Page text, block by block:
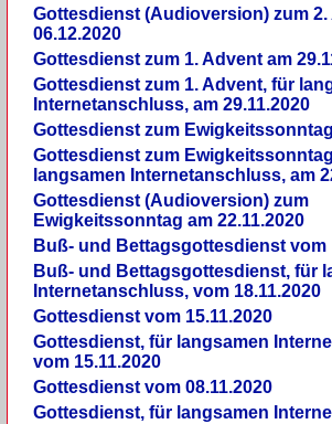
Gottesdienst (Audioversion) zum 2.
06.12.2020
Gottesdienst zum 1. Advent am
Gottesdienst zum 1. Advent, für
Internetanschluss, am 29.11.2020
Gottesdienst zum
Gottesdienst zum
langsamen Internetanschluss, am
Gottesdienst (Audioversion) zum
Ewigkeitssonntag am 22.11.2020
Buß- und Bettagsgottesdienst vom
Buß- und Bettagsgottesdienst, für
Internetanschluss, vom 18.11.2020
Gottesdienst vom 15.11.2020
Gottesdienst, für langsamen
vom 15.11.2020
Gottesdienst vom 08.11.2020
Gottesdienst, für langsamen